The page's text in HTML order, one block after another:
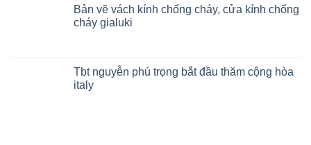
Bản vẽ vách kính chống cháy, cửa kính chống
cháy gialuki
Tbt nguyễn phú trọng bắt đầu thăm cộng hòa
italy